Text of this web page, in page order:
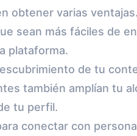
obtener varias
sean más fáciles de
plataforma.
de tu
también amplían tu
tu perfil.
conectar con